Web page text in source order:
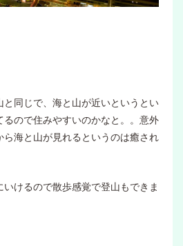
と同じで、海と山が近いというとい
るので住みやすいのかなと。。意外
ら海と山が見れるというのは癒され
けるので散歩感覚で登山もできま